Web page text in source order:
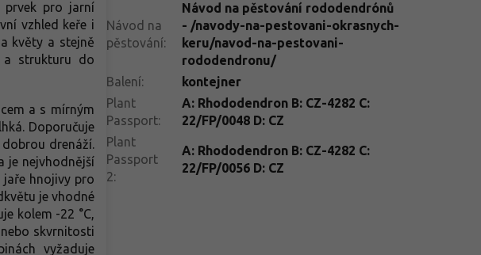
peřinou.
prvek pro jarní
vzhled keře i
květy a stejně
a strukturu do
a s mírným
Doporučuje
drenáží.
je nejvhodnější
jaře hnojivy pro
je vhodné
kolem -22 °C,
skvrnitosti
vyžaduje
Návod na
pěstování:
Návod na pěstování rododendrónů
- /navody-na-pestovani-okrasnych-
keru/navod-na-pestovani-
rododendronu/
Balení:
kontejner
Plant
Passport:
A: Rhododendron B: CZ-4282 C:
22/FP/0048 D: CZ
Plant
Passport
2:
A: Rhododendron B: CZ-4282 C:
22/FP/0056 D: CZ